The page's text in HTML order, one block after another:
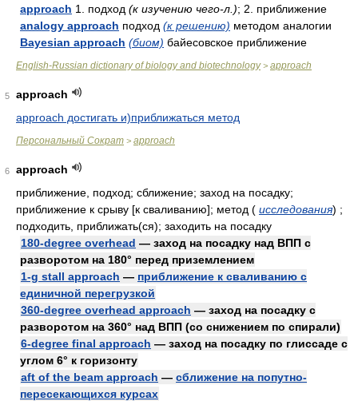
approach 1. подход (к изучению чего-л.); 2. приближение
analogy approach подход (к решению) методом аналогии
Bayesian approach (биом) байесовское приближение
English-Russian dictionary of biology and biotechnology> approach
5
approach
approach достигать и)приближаться метод
Персональный Сократ > approach
6
approach
приближение, подход; сближение; заход на посадку;
приближение к срыву [к сваливанию]; метод ( исследования) ;
подходить, приближать(ся); заходить на посадку
180-degree overhead — заход на посадку над ВПП с
разворотом на 180° перед приземлением
1-g stall approach — приближение к сваливанию с
единичной перегрузкой
360-degree overhead approach — заход на посадку с
разворотом на 360° над ВПП (со снижением по спирали)
6-degree final approach — заход на посадку по глиссаде с
углом 6° к горизонту
aft of the beam approach — сближение на попутно-
пересекающихся курсах